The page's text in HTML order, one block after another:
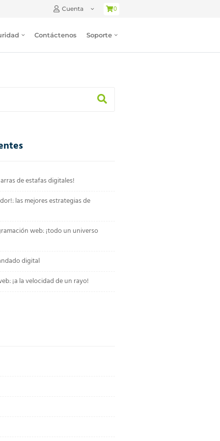
Cuenta 0
Contáctenos Soporte
de estafas digitales!
las mejores estrategias de
web: ¡todo un universo
digital
¡a la velocidad de un rayo!